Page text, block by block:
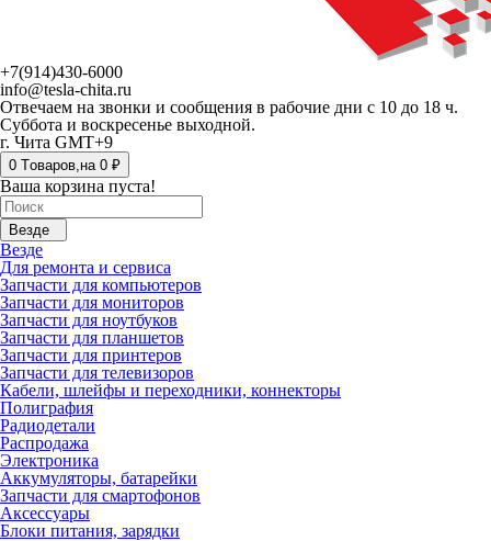
+7(914)430-6000
info@tesla-chita.ru
Отвечаем на звонки и сообщения в рабочие дни с 10 до 18 ч.
Суббота и воскресенье выходной.
г. Чита GMT+9
0 Tоваров,на 0 ₽
Ваша корзина пуста!
Везде
Везде
Для ремонта и сервиса
Запчасти для компьютеров
Запчасти для мониторов
Запчасти для ноутбуков
Запчасти для планшетов
Запчасти для принтеров
Запчасти для телевизоров
Кабели, шлейфы и переходники, коннекторы
Полиграфия
Радиодетали
Распродажа
Электроника
Аккумуляторы, батарейки
Запчасти для смартофонов
Аксессуары
Блоки питания, зарядки